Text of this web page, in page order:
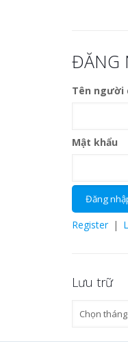
ĐĂNG
Tên người
Mật khẩu
Register |
Lưu trữ
Lưu